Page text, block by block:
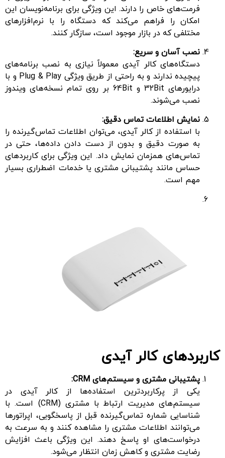
فرمت‌های خاص را دارند. این ویژگی برای برنامه‌نویسان این
امکان را فراهم می‌کند که دستگاه را با نرم‌افزارهای
مختلفی که در بازار موجود است، سازگار کنند.
نصب آسان و سریع:
دستگاه‌های کالر آیدی معمولاً نیازی به نصب برنامه‌های
پیچیده ندارند و به راحتی از طریق ویژگی Plug & Play و با
درایورهای 32Bit و 64Bit بر روی تمام نسخه‌های ویندوز
نصب می‌شوند.
نمایش اطلاعات تماس دقیق:
با استفاده از کالر آیدی، می‌توان اطلاعات تماس‌گیرنده را
به صورت دقیق و بدون از دست دادن داده‌ها، حتی در
تماس‌های همزمان نمایش داد. این ویژگی برای کاربردهای
حساس مانند پشتیبانی مشتری یا خدمات اضطراری بسیار
مهم است.
کاربردهای کالر آیدی
پشتیبانی مشتری و سیستم‌های CRM:
یکی از پرکاربردترین استفاده‌ها از کالر آیدی در
سیستم‌های مدیریت ارتباط با مشتری (CRM) است. با
شناسایی شماره تماس‌گیرنده قبل از پاسخگویی، اپراتورها
می‌توانند اطلاعات مشتری را مشاهده کنند و به سرعت به
درخواست‌های او پاسخ دهند. این ویژگی باعث افزایش
رضایت مشتری و کاهش زمان انتظار می‌شود.